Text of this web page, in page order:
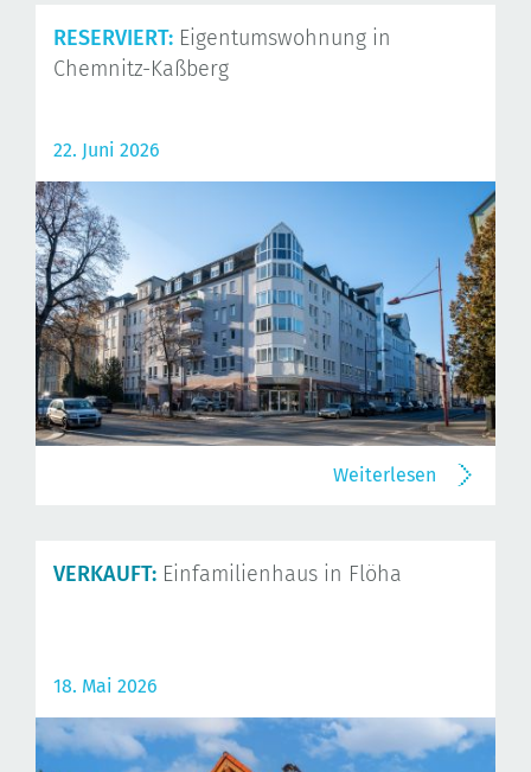
RESERVIERT: Eigentumswohnung in
Chemnitz-Kaßberg
22. Juni 2026
Weiterlesen
VERKAUFT: Einfamilienhaus in Flöha
18. Mai 2026